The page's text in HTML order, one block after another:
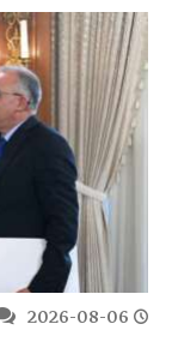
2026-08-06